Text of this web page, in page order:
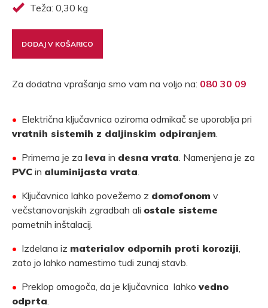
Teža: 0,30 kg
DODAJ V KOŠARICO
Za dodatna vprašanja smo vam na voljo na: 080 30 09
• Električna ključavnica oziroma odmikač se uporablja pri
vratnih sistemih z daljinskim odpiranjem.
• Primerna je za leva in desna vrata. Namenjena je za
PVC in aluminijasta vrata.
• Ključavnico lahko povežemo z domofonom v
večstanovanjskih zgradbah ali ostale sisteme
pametnih inštalacij.
• Izdelana iz materialov odpornih proti koroziji,
zato jo lahko namestimo tudi zunaj stavb.
• Preklop omogoča, da je ključavnica lahko vedno
odprta.